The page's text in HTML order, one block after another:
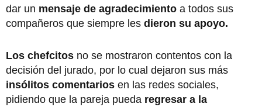
dar un mensaje de agradecimiento a todos sus
compañeros que siempre les dieron su apoyo.
Los chefcitos no se mostraron contentos con la
decisión del jurado, por lo cual dejaron sus más
insólitos comentarios en las redes sociales,
pidiendo que la pareja pueda regresar a la